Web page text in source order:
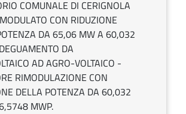
COMUNALE DI CERIGNOLA
CON RIDUZIONE
DA 65,06 MW A 60,032
DA
AD AGRO-VOLTAICO -
RIMODULAZIONE CON
DELLA POTENZA DA 60,032
MWP.